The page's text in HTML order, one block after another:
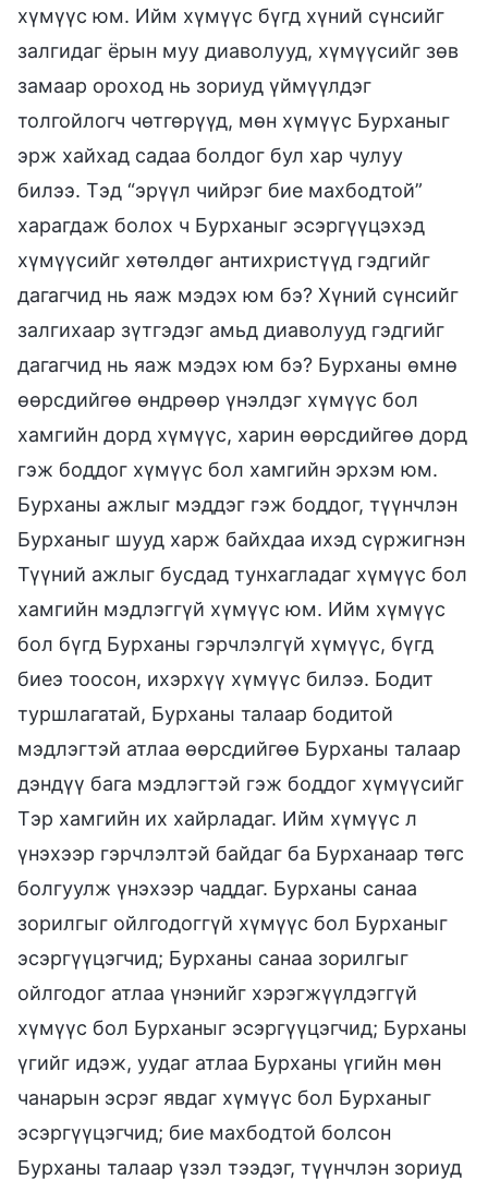
хүмүүс юм. Ийм хүмүүс бүгд хүний сүнсийг
залгидаг ёрын муу диаволууд, хүмүүсийг зөв
замаар ороход нь зориуд үймүүлдэг
толгойлогч чөтгөрүүд, мөн хүмүүс Бурханыг
эрж хайхад садаа болдог бул хар чулуу
билээ. Тэд “эрүүл чийрэг бие махбодтой”
харагдаж болох ч Бурханыг эсэргүүцэхэд
хүмүүсийг хөтөлдөг антихристүүд гэдгийг
дагагчид нь яаж мэдэх юм бэ? Хүний сүнсийг
залгихаар зүтгэдэг амьд диаволууд гэдгийг
дагагчид нь яаж мэдэх юм бэ? Бурханы өмнө
өөрсдийгөө өндрөөр үнэлдэг хүмүүс бол
хамгийн дорд хүмүүс, харин өөрсдийгөө дорд
гэж боддог хүмүүс бол хамгийн эрхэм юм.
Бурханы ажлыг мэддэг гэж боддог, түүнчлэн
Бурханыг шууд харж байхдаа ихэд сүржигнэн
Түүний ажлыг бусдад тунхагладаг хүмүүс бол
хамгийн мэдлэггүй хүмүүс юм. Ийм хүмүүс
бол бүгд Бурханы гэрчлэлгүй хүмүүс, бүгд
биеэ тоосон, ихэрхүү хүмүүс билээ. Бодит
туршлагатай, Бурханы талаар бодитой
мэдлэгтэй атлаа өөрсдийгөө Бурханы талаар
дэндүү бага мэдлэгтэй гэж боддог хүмүүсийг
Тэр хамгийн их хайрладаг. Ийм хүмүүс л
үнэхээр гэрчлэлтэй байдаг ба Бурханаар төгс
болгуулж үнэхээр чаддаг. Бурханы санаа
зорилгыг ойлгодоггүй хүмүүс бол Бурханыг
эсэргүүцэгчид; Бурханы санаа зорилгыг
ойлгодог атлаа үнэнийг хэрэгжүүлдэггүй
хүмүүс бол Бурханыг эсэргүүцэгчид; Бурханы
үгийг идэж, уудаг атлаа Бурханы үгийн мөн
чанарын эсрэг явдаг хүмүүс бол Бурханыг
эсэргүүцэгчид; бие махбодтой болсон
Бурханы талаар үзэл тээдэг, түүнчлэн зориуд